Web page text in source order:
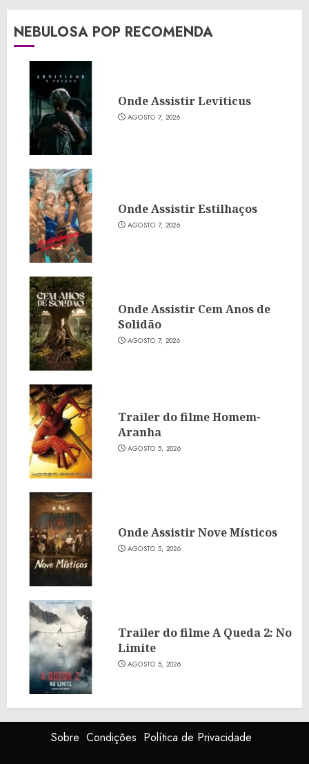
NEBULOSA POP RECOMENDA
Onde Assistir Leviticus
AGOSTO 7, 2026
Onde Assistir Estilhaços
AGOSTO 7, 2026
Onde Assistir Cem Anos de
Solidão
AGOSTO 7, 2026
Trailer do filme Homem-
Aranha
AGOSTO 5, 2026
Onde Assistir Nove Místicos
AGOSTO 5, 2026
Trailer do filme A Queda 2: No
Limite
AGOSTO 5, 2026
Sobre Condições Política de Privacidade